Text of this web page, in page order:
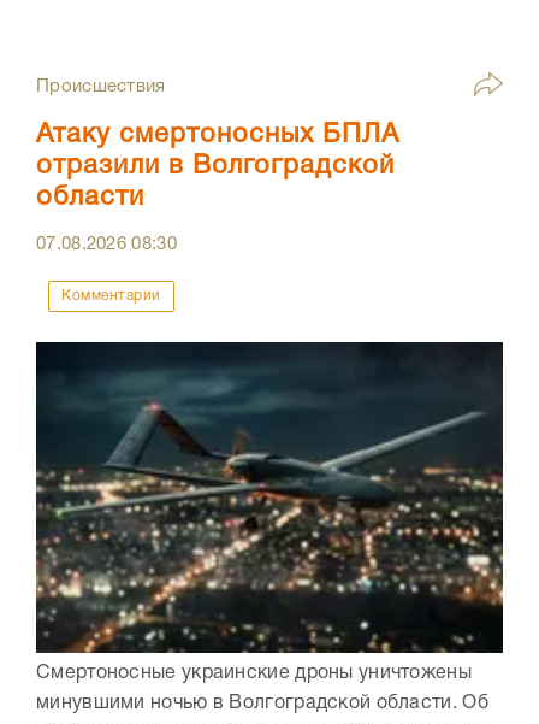
Происшествия
Атаку смертоносных БПЛА
отразили в Волгоградской
области
07.08.202608:30
Комментарии
Смертоносные украинские дроны уничтожены
минувшими ночью в Волгоградской области. Об